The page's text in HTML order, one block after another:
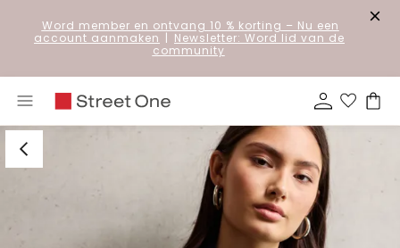
Word member en ontvang 10 % korting – Nu een
account aanmaken | Newsletter: Word lid van de
community